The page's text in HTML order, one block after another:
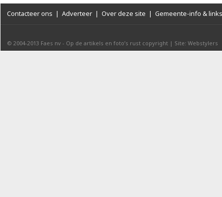
Contacteer ons | Adverteer | Over deze site | Gemeente-info & links
© 2004-2013 Faes nv - Op de artikels en foto’s rust copyright | Site: Webstylers